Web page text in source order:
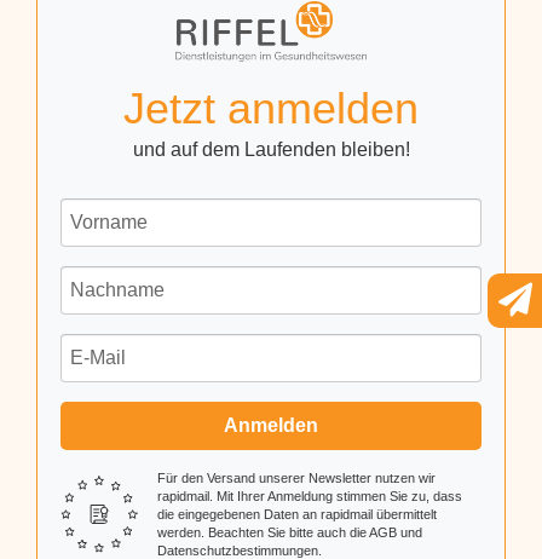
Jetzt anmelden
und auf dem Laufenden bleiben!
Anmelden
Für den Versand unserer Newsletter nutzen wir
rapidmail. Mit Ihrer Anmeldung stimmen Sie zu, dass
die eingegebenen Daten an rapidmail übermittelt
werden. Beachten Sie bitte auch die AGB und
Datenschutzbestimmungen.